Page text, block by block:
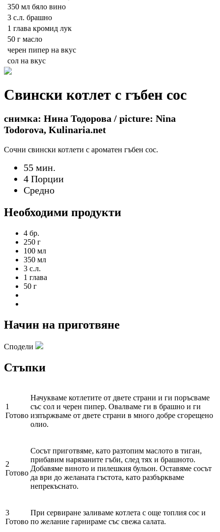
350 мл бяло вино
3 с.л. брашно
1 глава кромид лук
50 г масло
черен пипер на вкус
сол на вкус
Свински котлет с гъбен сос
снимка: Нина Тодорова / picture: Nina
Todorova, Kulinaria.net
Сочни свински котлети с ароматен гъбен сос.
55 мин.
4 Порции
Средно
Необходими продукти
4 бр.
250 г
100 мл
350 мл
3 с.л.
1 глава
50 г
Начин на приготвяне
Сподели
Стъпки
1
Готово
Начукваме котлетите от двете страни и ги поръсваме
със сол и черен пипер. Овалваме ги в брашно и ги
изпържваме от двете страни в много добре сгорещено
олио.
2
Готово
Сосът приготвяме, като разтопим маслото в тиган,
прибавим нарязаните гъби, след тях и брашното.
Добавяме виното и пилешкия бульон. Оставяме сосът
да ври до желаната гъстота, като разбъркваме
непрекъснато.
3
Готово
При сервиране заливаме котлета с още топлия сос и
по желание гарнираме със свежа салата.